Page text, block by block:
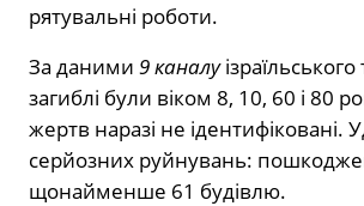
рятувальні роботи.
За даними 9 каналу
загиблі були віком 8, 10, 60 і 80
жертв наразі не ідентифіковані.
серйозних руйнувань:
щонайменше 61 будівлю.